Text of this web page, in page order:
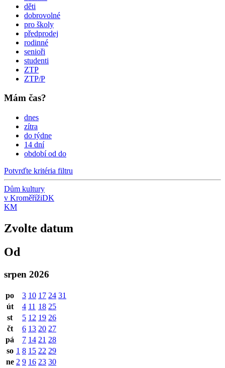
děti
dobrovolné
pro školy
předprodej
rodinné
senioři
studenti
ZTP
ZTP/P
Mám čas?
dnes
zítra
do týdne
14 dní
období od do
Potvrďte kritéria filtru
Dům kultury
v KroměřížiDK
KM
Zvolte datum
Od
srpen 2026
po 3 10 17 24 31
út
4 11 18 25
st
5 12 19 26
čt
6 13 20 27
pá
7 14 21 28
so 1 8 15 22 29
ne 2 9 16 23 30